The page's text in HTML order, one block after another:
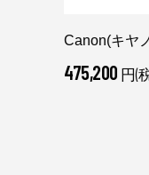
Canon(キヤ
475,200 円(